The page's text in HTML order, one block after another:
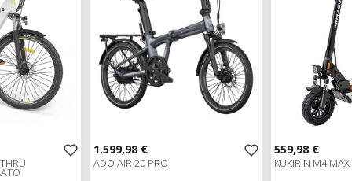
1.599,98 €
ADO AIR 20 PRO
559,98 €
KUKIRIN M4 MAX